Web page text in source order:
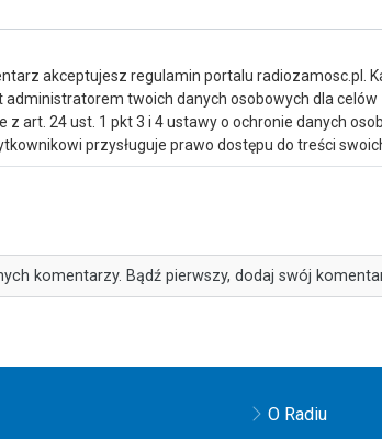
akceptujesz regulamin portalu radiozamosc.pl.
administratorem twoich danych osobowych dla
z art. 24 ust. 1 pkt 3 i 4 ustawy o ochronie danych
przysługuje prawo dostępu do treści
komentarzy. Bądź pierwszy, dodaj swój
O Radiu